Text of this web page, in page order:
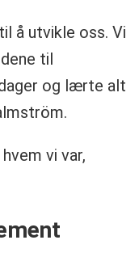
å utvikle oss. Vi
til
og lærte alt
vi var,